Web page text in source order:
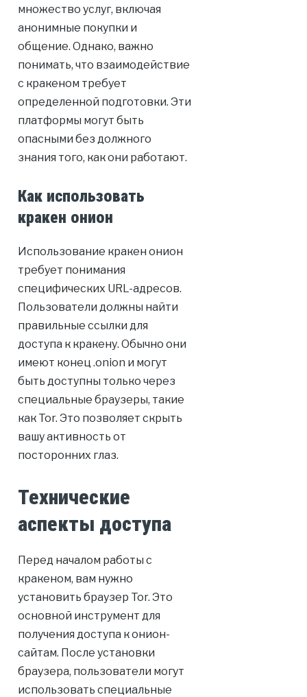
множество услуг, включая
анонимные покупки и
общение. Однако, важно
понимать, что взаимодействие
с кракеном требует
определенной подготовки. Эти
платформы могут быть
опасными без должного
знания того, как они работают.
Как использовать
кракен онион
Использование кракен онион
требует понимания
специфических URL-адресов.
Пользователи должны найти
правильные ссылки для
доступа к кракену. Обычно они
имеют конец .onion и могут
быть доступны только через
специальные браузеры, такие
как Tor. Это позволяет скрыть
вашу активность от
посторонних глаз.
Технические
аспекты доступа
Перед началом работы с
кракеном, вам нужно
установить браузер Tor. Это
основной инструмент для
получения доступа к онион-
сайтам. После установки
браузера, пользователи могут
использовать специальные